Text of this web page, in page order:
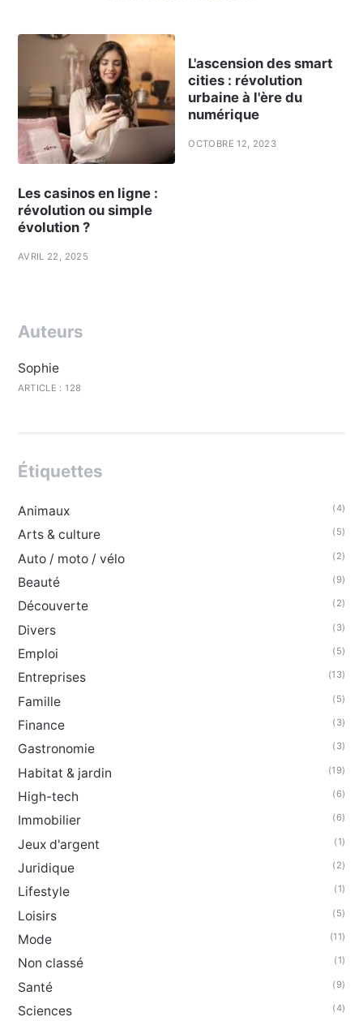
Les casinos en ligne :
révolution ou simple
évolution ?
AVRIL 22, 2025
L'ascension des smart
cities : révolution
urbaine à l'ère du
numérique
OCTOBRE 12, 2023
Auteurs
Sophie
ARTICLE : 128
Étiquettes
Animaux (4)
Arts & culture (5)
Auto / moto / vélo (2)
Beauté (9)
Découverte (2)
Divers (3)
Emploi (5)
Entreprises (13)
Famille (5)
Finance (3)
Gastronomie (3)
Habitat & jardin (19)
High-tech (6)
Immobilier (6)
Jeux d'argent (1)
Juridique (2)
Lifestyle (1)
Loisirs (5)
Mode (11)
Non classé (1)
Santé (9)
Sciences (4)